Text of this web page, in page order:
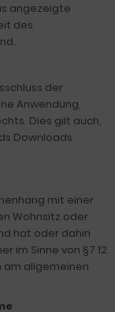
angezeigte
des
der
Anwendung,
Dies gilt auch,
Downloads
mit einer
Wohnsitz oder
hat oder dahin
im Sinne von §7 12
am allgemeinen